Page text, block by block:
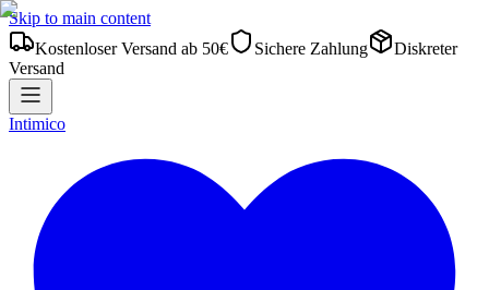
Skip to main content
Kostenloser Versand ab 50€
Sichere Zahlung
Diskreter
Versand
Intimico